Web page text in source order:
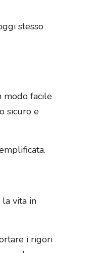
stesso
modo facile
sicuro e
la vita in
i rigori